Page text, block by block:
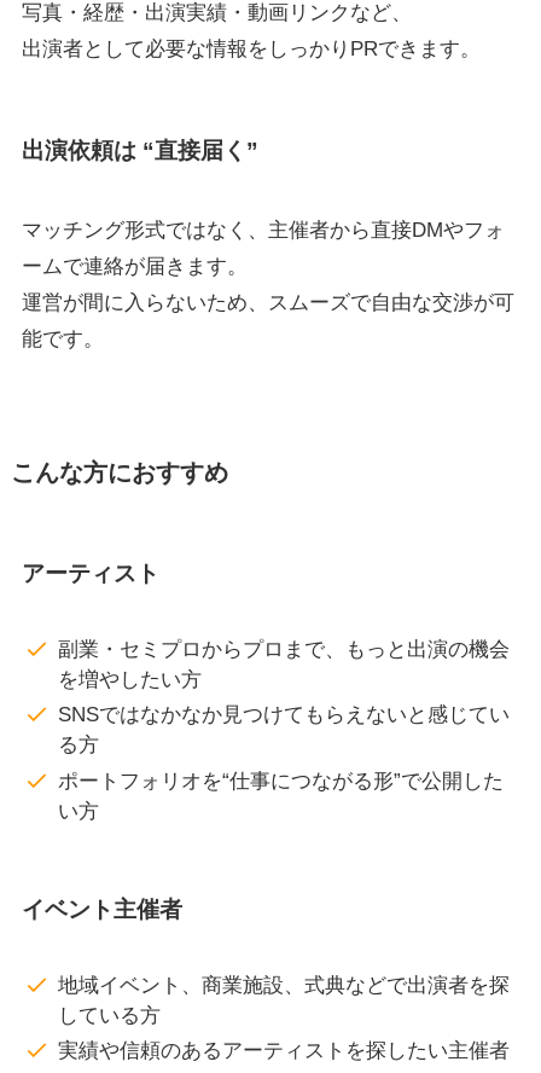
写真・経歴・出演実績・動画リンクなど、
出演者として必要な情報をしっかりPRできます。
出演依頼は “直接届く”
マッチング形式ではなく、主催者から直接DMやフォ
ームで連絡が届きます。
運営が間に入らないため、スムーズで自由な交渉が可
能です。
こんな方におすすめ
アーティスト
副業・セミプロからプロまで、もっと出演の機会
を増やしたい方
SNSではなかなか見つけてもらえないと感じてい
る方
ポートフォリオを“仕事につながる形”で公開した
い方
イベント主催者
地域イベント、商業施設、式典などで出演者を探
している方
実績や信頼のあるアーティストを探したい主催者